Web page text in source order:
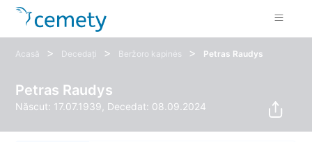
Acasă > Decedați > Beržoro kapinės > Petras Raudys
Petras Raudys
Născut: 17.07.1939, Decedat: 08.09.2024